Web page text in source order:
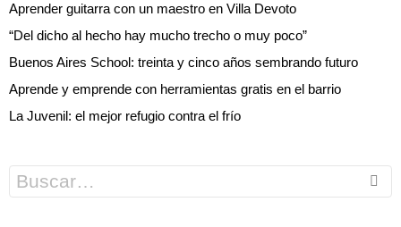
Aprender guitarra con un maestro en Villa Devoto
“Del dicho al hecho hay mucho trecho o muy poco”
Buenos Aires School: treinta y cinco años sembrando futuro
Aprende y emprende con herramientas gratis en el barrio
La Juvenil: el mejor refugio contra el frío
for: